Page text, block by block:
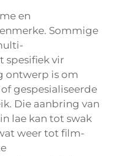
en
Sommige
spesifiek vir
ontwerp is om
gespesialiseerde
Die aanbring van
lae kan tot swak
weer tot film-